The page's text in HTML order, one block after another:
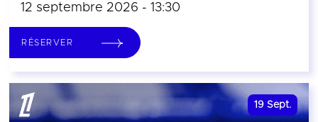
12 septembre 2026 - 13:30
RÉSERVER
19 Sept.